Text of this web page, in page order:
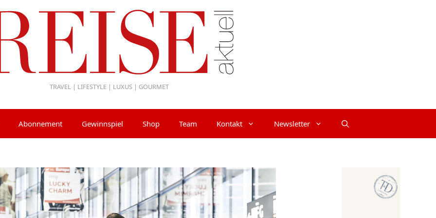
TRAVEL | LIFESTYLE | LUXUS | GOURMET
Abonnement Gewinnspiel Shop Team Kontakt Newsletter